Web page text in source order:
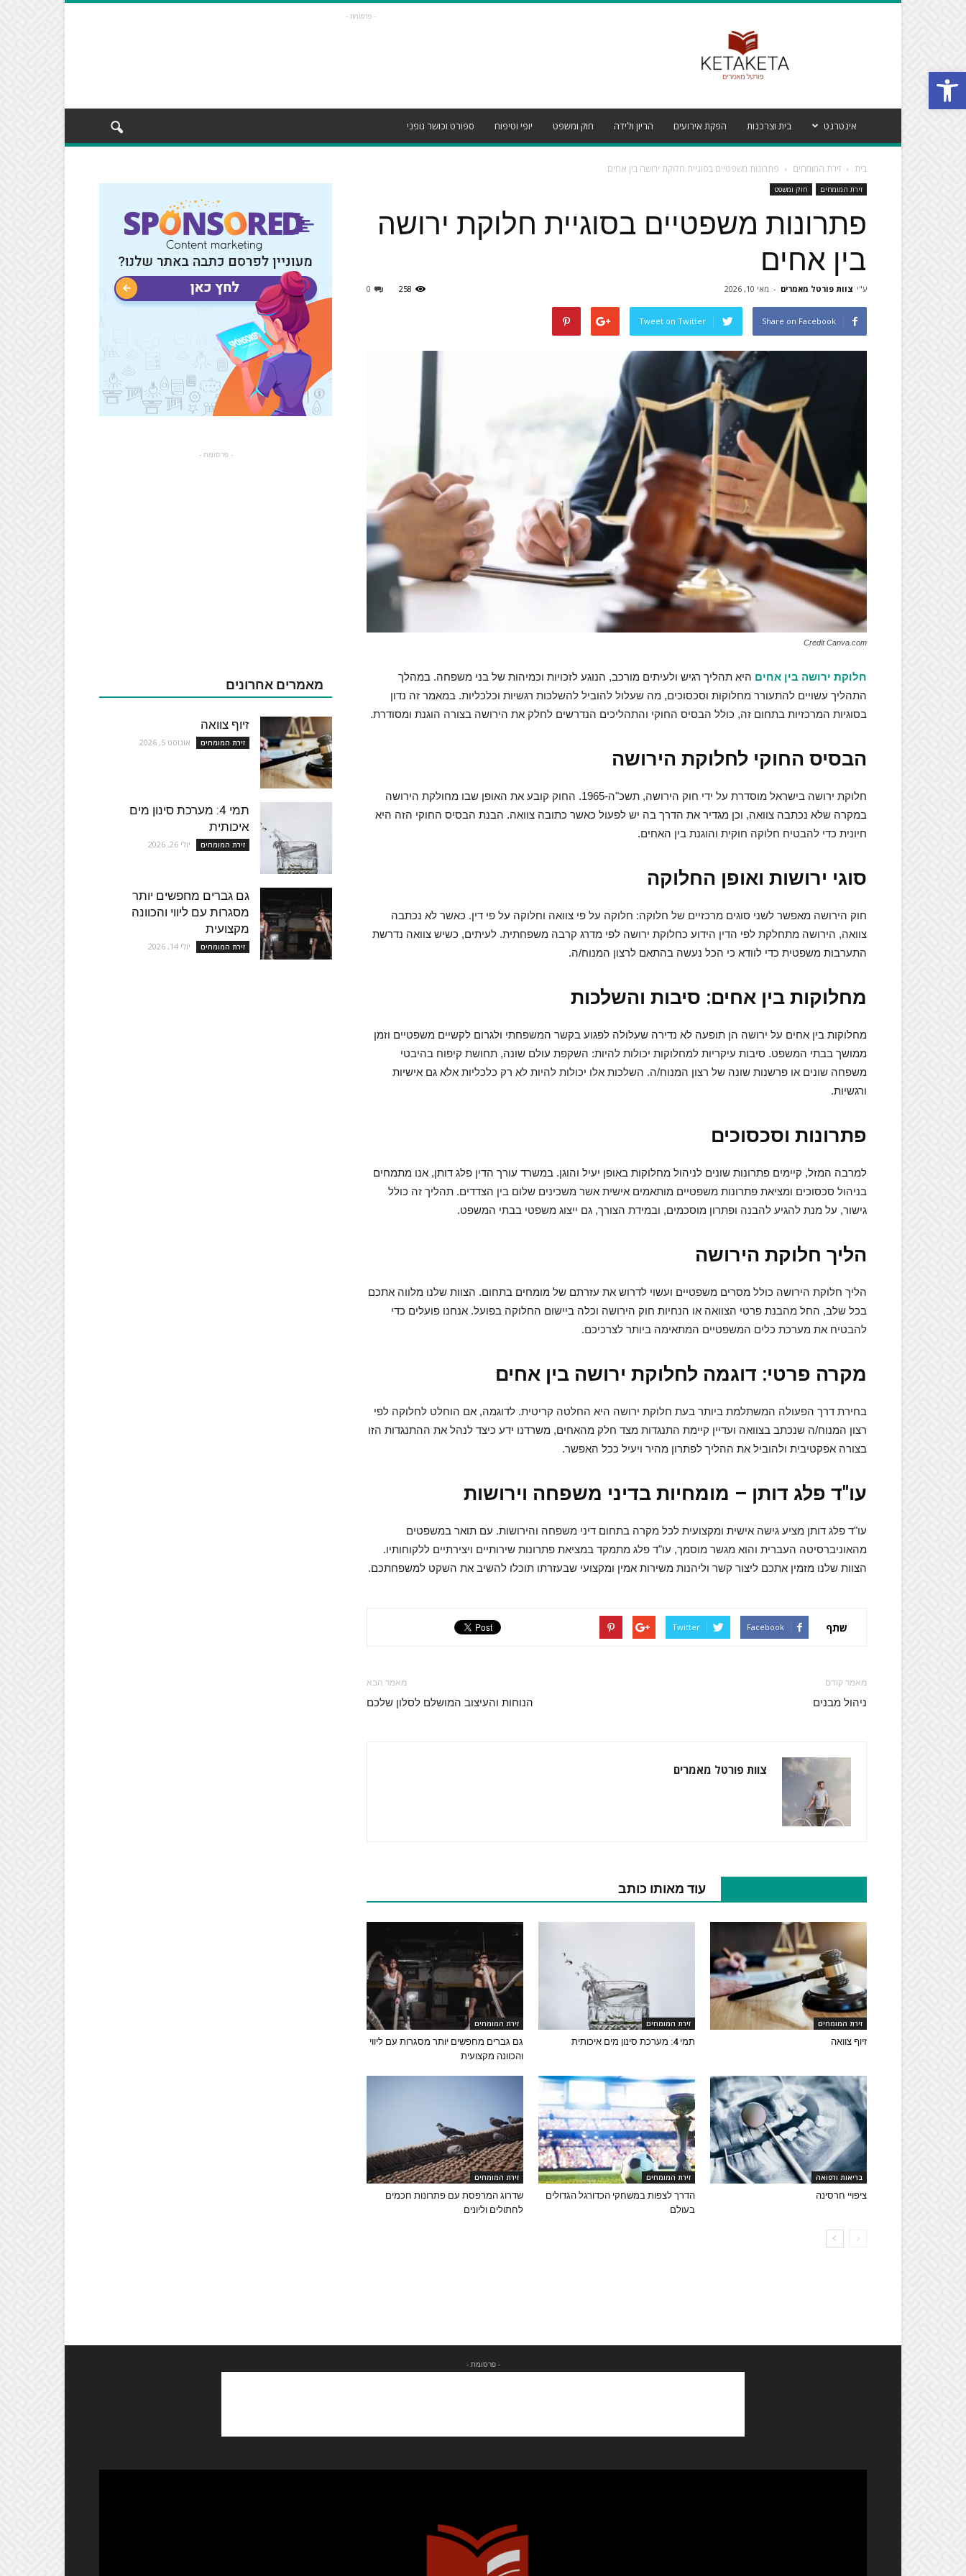
Open toolbar
- פרסומת -
אינטרנט בית וצרכנות הפקת אירועים הריון ולידה חוק ומשפט יופי וטיפוח ספורט וכושר גופני
בית זירת המומחים פתרונות משפטיים בסוגיית חלוקת ירושה בין אחים
זירת המומחים חוק ומשפט
פתרונות משפטיים בסוגיית חלוקת ירושה
בין אחים
ע"י צוות פורטל מאמרים - מאי 10, 2026 0 258
Share on Facebook
Tweet on Twitter
Credit Canva.com
חלוקת ירושה בין אחים היא תהליך רגיש ולעיתים מורכב, הנוגע לזכויות וכמיהות של בני משפחה. במהלך
התהליך עשויים להתעורר מחלוקות וסכסוכים, מה שעלול להוביל להשלכות רגשיות וכלכליות. במאמר זה נדון
בסוגיות המרכזיות בתחום זה, כולל הבסיס החוקי והתהליכים הנדרשים לחלק את הירושה בצורה הוגנת ומסודרת.
הבסיס החוקי לחלוקת הירושה
חלוקת ירושה בישראל מוסדרת על ידי חוק הירושה, תשכ"ה-1965. החוק קובע את האופן שבו מחולקת הירושה
במקרה שלא נכתבה צוואה, וכן מגדיר את הדרך בה יש לפעול כאשר כתובה צוואה. הבנת הבסיס החוקי הזה היא
חיונית כדי להבטיח חלוקה חוקית והוגנת בין האחים.
סוגי ירושות ואופן החלוקה
חוק הירושה מאפשר לשני סוגים מרכזיים של חלוקה: חלוקה על פי צוואה וחלוקה על פי דין. כאשר לא נכתבה
צוואה, הירושה מתחלקת לפי הדין הידוע כחלוקת ירושה לפי מדרג קרבה משפחתית. לעיתים, כשיש צוואה נדרשת
התערבות משפטית כדי לוודא כי הכל נעשה בהתאם לרצון המנוח/ה.
מחלוקות בין אחים: סיבות והשלכות
מחלוקות בין אחים על ירושה הן תופעה לא נדירה שעלולה לפגוע בקשר המשפחתי ולגרום לקשיים משפטיים וזמן
ממושך בבתי המשפט. סיבות עיקריות למחלוקות יכולות להיות: השקפת עולם שונה, תחושת קיפוח בהיבטי
משפחה שונים או פרשנות שונה של רצון המנוח/ה. השלכות אלו יכולות להיות לא רק כלכליות אלא גם אישיות
ורגשיות.
פתרונות וסכסוכים
למרבה המזל, קיימים פתרונות שונים לניהול מחלוקות באופן יעיל והוגן. במשרד עורך הדין פלג דותן, אנו מתמחים
בניהול סכסוכים ומציאת פתרונות משפטיים מותאמים אישית אשר משכינים שלום בין הצדדים. תהליך זה כולל
גישור, על מנת להגיע להבנה ופתרון מוסכמים, ובמידת הצורך, גם ייצוג משפטי בבתי המשפט.
הליך חלוקת הירושה
הליך חלוקת הירושה כולל מסרים משפטיים ועשוי לדרוש את עזרתם של מומחים בתחום. הצוות שלנו מלווה אתכם
בכל שלב, החל מהבנת פרטי הצוואה או הנחיות חוק הירושה וכלה ביישום החלוקה בפועל. אנחנו פועלים כדי
להבטיח את מערכת כלים המשפטיים המתאימה ביותר לצרכיכם.
מקרה פרטי: דוגמה לחלוקת ירושה בין אחים
בחירת דרך הפעולה המשתלמת ביותר בעת חלוקת ירושה היא החלטה קריטית. לדוגמה, אם הוחלט לחלוקה לפי
רצון המנוח/ה שנכתב בצוואה ועדיין קיימת התנגדות מצד חלק מהאחים, משרדנו ידע כיצד לנהל את ההתנגדות הזו
בצורה אפקטיבית ולהוביל את ההליך לפתרון מהיר ויעיל ככל האפשר.
עו"ד פלג דותן – מומחיות בדיני משפחה וירושות
עו"ד פלג דותן מציע גישה אישית ומקצועית לכל מקרה בתחום דיני משפחה והירושות. עם תואר במשפטים
מהאוניברסיטה העברית והוא מגשר מוסמך, עו"ד פלג מתמקד במציאת פתרונות שירותיים ויצירתיים ללקוחותיו.
הצוות שלנו מזמין אתכם ליצור קשר וליהנות משירות אמין ומקצועי שבעזרתו תוכלו להשיב את השקט למשפחתכם.
שתף Facebook
Twitter
מאמר קודם
ניהול מבנים
מאמר הבא
הנוחות והעיצוב המושלם לסלון שלכם
צוות פורטל מאמרים
עוד מאותו כותב
זירת המומחים
זיוף צוואה
זירת המומחים
תמי 4: מערכת סינון מים איכותית
זירת המומחים
גם גברים מחפשים יותר מסגרות עם ליווי
והכוונה מקצועית
בריאות ורפואה
ציפויי חרסינה
זירת המומחים
הדרך לצפות במשחקי הכדורגל הגדולים
בעולם
זירת המומחים
שדרוג המרפסת עם פתרונות חכמים
לחתולים וליונים
- פרסומת -
מאמרים אחרונים
זיוף צוואה
זירת המומחים אוגוסט 5, 2026
תמי 4: מערכת סינון מים
איכותית
זירת המומחים יולי 26, 2026
גם גברים מחפשים יותר
מסגרות עם ליווי והכוונה
מקצועית
זירת המומחים יולי 14, 2026
- פרסומת -